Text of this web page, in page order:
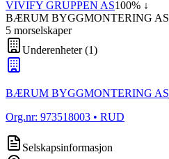
VIVIFY GRUPPEN AS100% ↓
BÆRUM BYGGMONTERING AS
5 morselskaper
Underenheter(1)
BÆRUM BYGGMONTERING AS
Org.nr: 973518003 • RUD
Selskapsinformasjon